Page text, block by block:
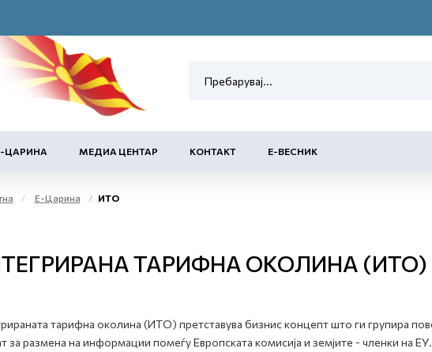
ЦАРИНА МЕДИА ЦЕНТАР КОНТАКТ Е-ВЕСНИК
Е-Царина ИТО
ТАРИФНА ОКОЛИНА (ИТО)
тарифна околина (ИТО) претставува бизнис концепт што ги групира
за размена на информации помеѓу Европската комисија и земјите - членки на